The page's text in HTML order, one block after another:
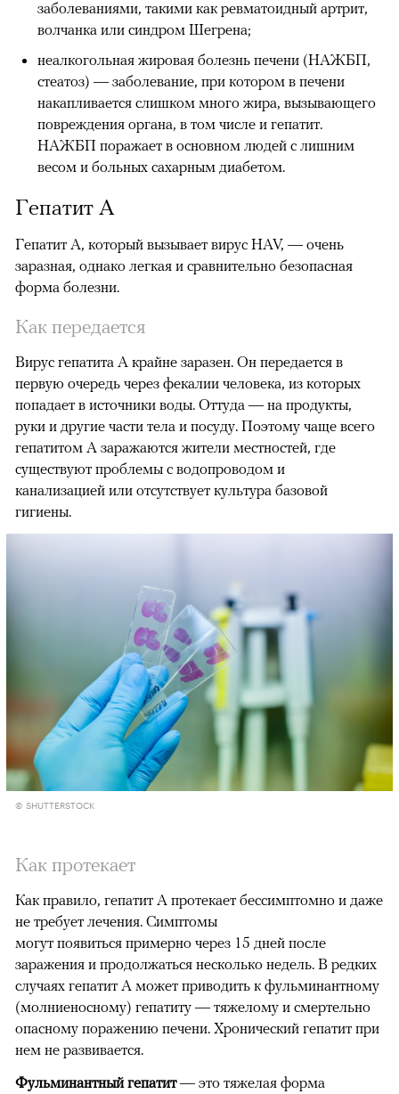
заболеваниями, такими как ревматоидный артрит,
волчанка или синдром Шегрена;
неалкогольная жировая болезнь печени (НАЖБП,
стеатоз) — заболевание, при котором в печени
накапливается слишком много жира, вызывающего
повреждения органа, в том числе и гепатит.
НАЖБП поражает в основном людей с лишним
весом и больных сахарным диабетом.
Гепатит А
Гепатит A, который вызывает вирус HAV, — очень
заразная, однако легкая и сравнительно безопасная
форма болезни.
Как передается
Вирус гепатита A крайне заразен. Он передается в
первую очередь через фекалии человека, из которых
попадает в источники воды. Оттуда — на продукты,
руки и другие части тела и посуду. Поэтому чаще всего
гепатитом А заражаются жители местностей, где
существуют проблемы с водопроводом и
канализацией или отсутствует культура базовой
гигиены.
© SHUTTERSTOCK
Как протекает
Как правило, гепатит А протекает бессимптомно и даже
не требует лечения. Симптомы
могут появиться примерно через 15 дней после
заражения и продолжаться несколько недель. В редких
случаях гепатит А может приводить к фульминантному
(молниеносному) гепатиту — тяжелому и смертельно
опасному поражению печени. Хронический гепатит при
нем не развивается.
Фульминантный гепатит— это тяжелая форма